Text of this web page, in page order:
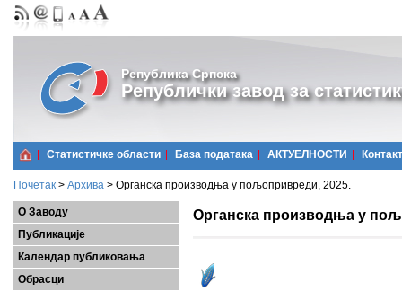
Република Српска
Републички завод за
Статистичке области Базa података АКТУЕЛНОСТИ Контакт
Почетак > Архива > Органска производња у пољопривреди, 2025.
О Заводу
Публикације
Календар публиковања
Обрасци
Органска производња у